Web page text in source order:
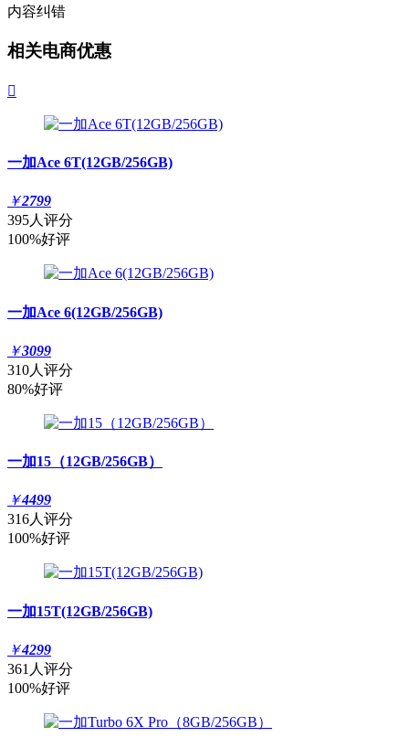
内容纠错
相关电商优惠

一加Ace 6T(12GB/256GB)
￥2799
395人评分
100%好评
一加Ace 6(12GB/256GB)
￥3099
310人评分
80%好评
一加15（12GB/256GB）
￥4499
316人评分
100%好评
一加15T(12GB/256GB)
￥4299
361人评分
100%好评